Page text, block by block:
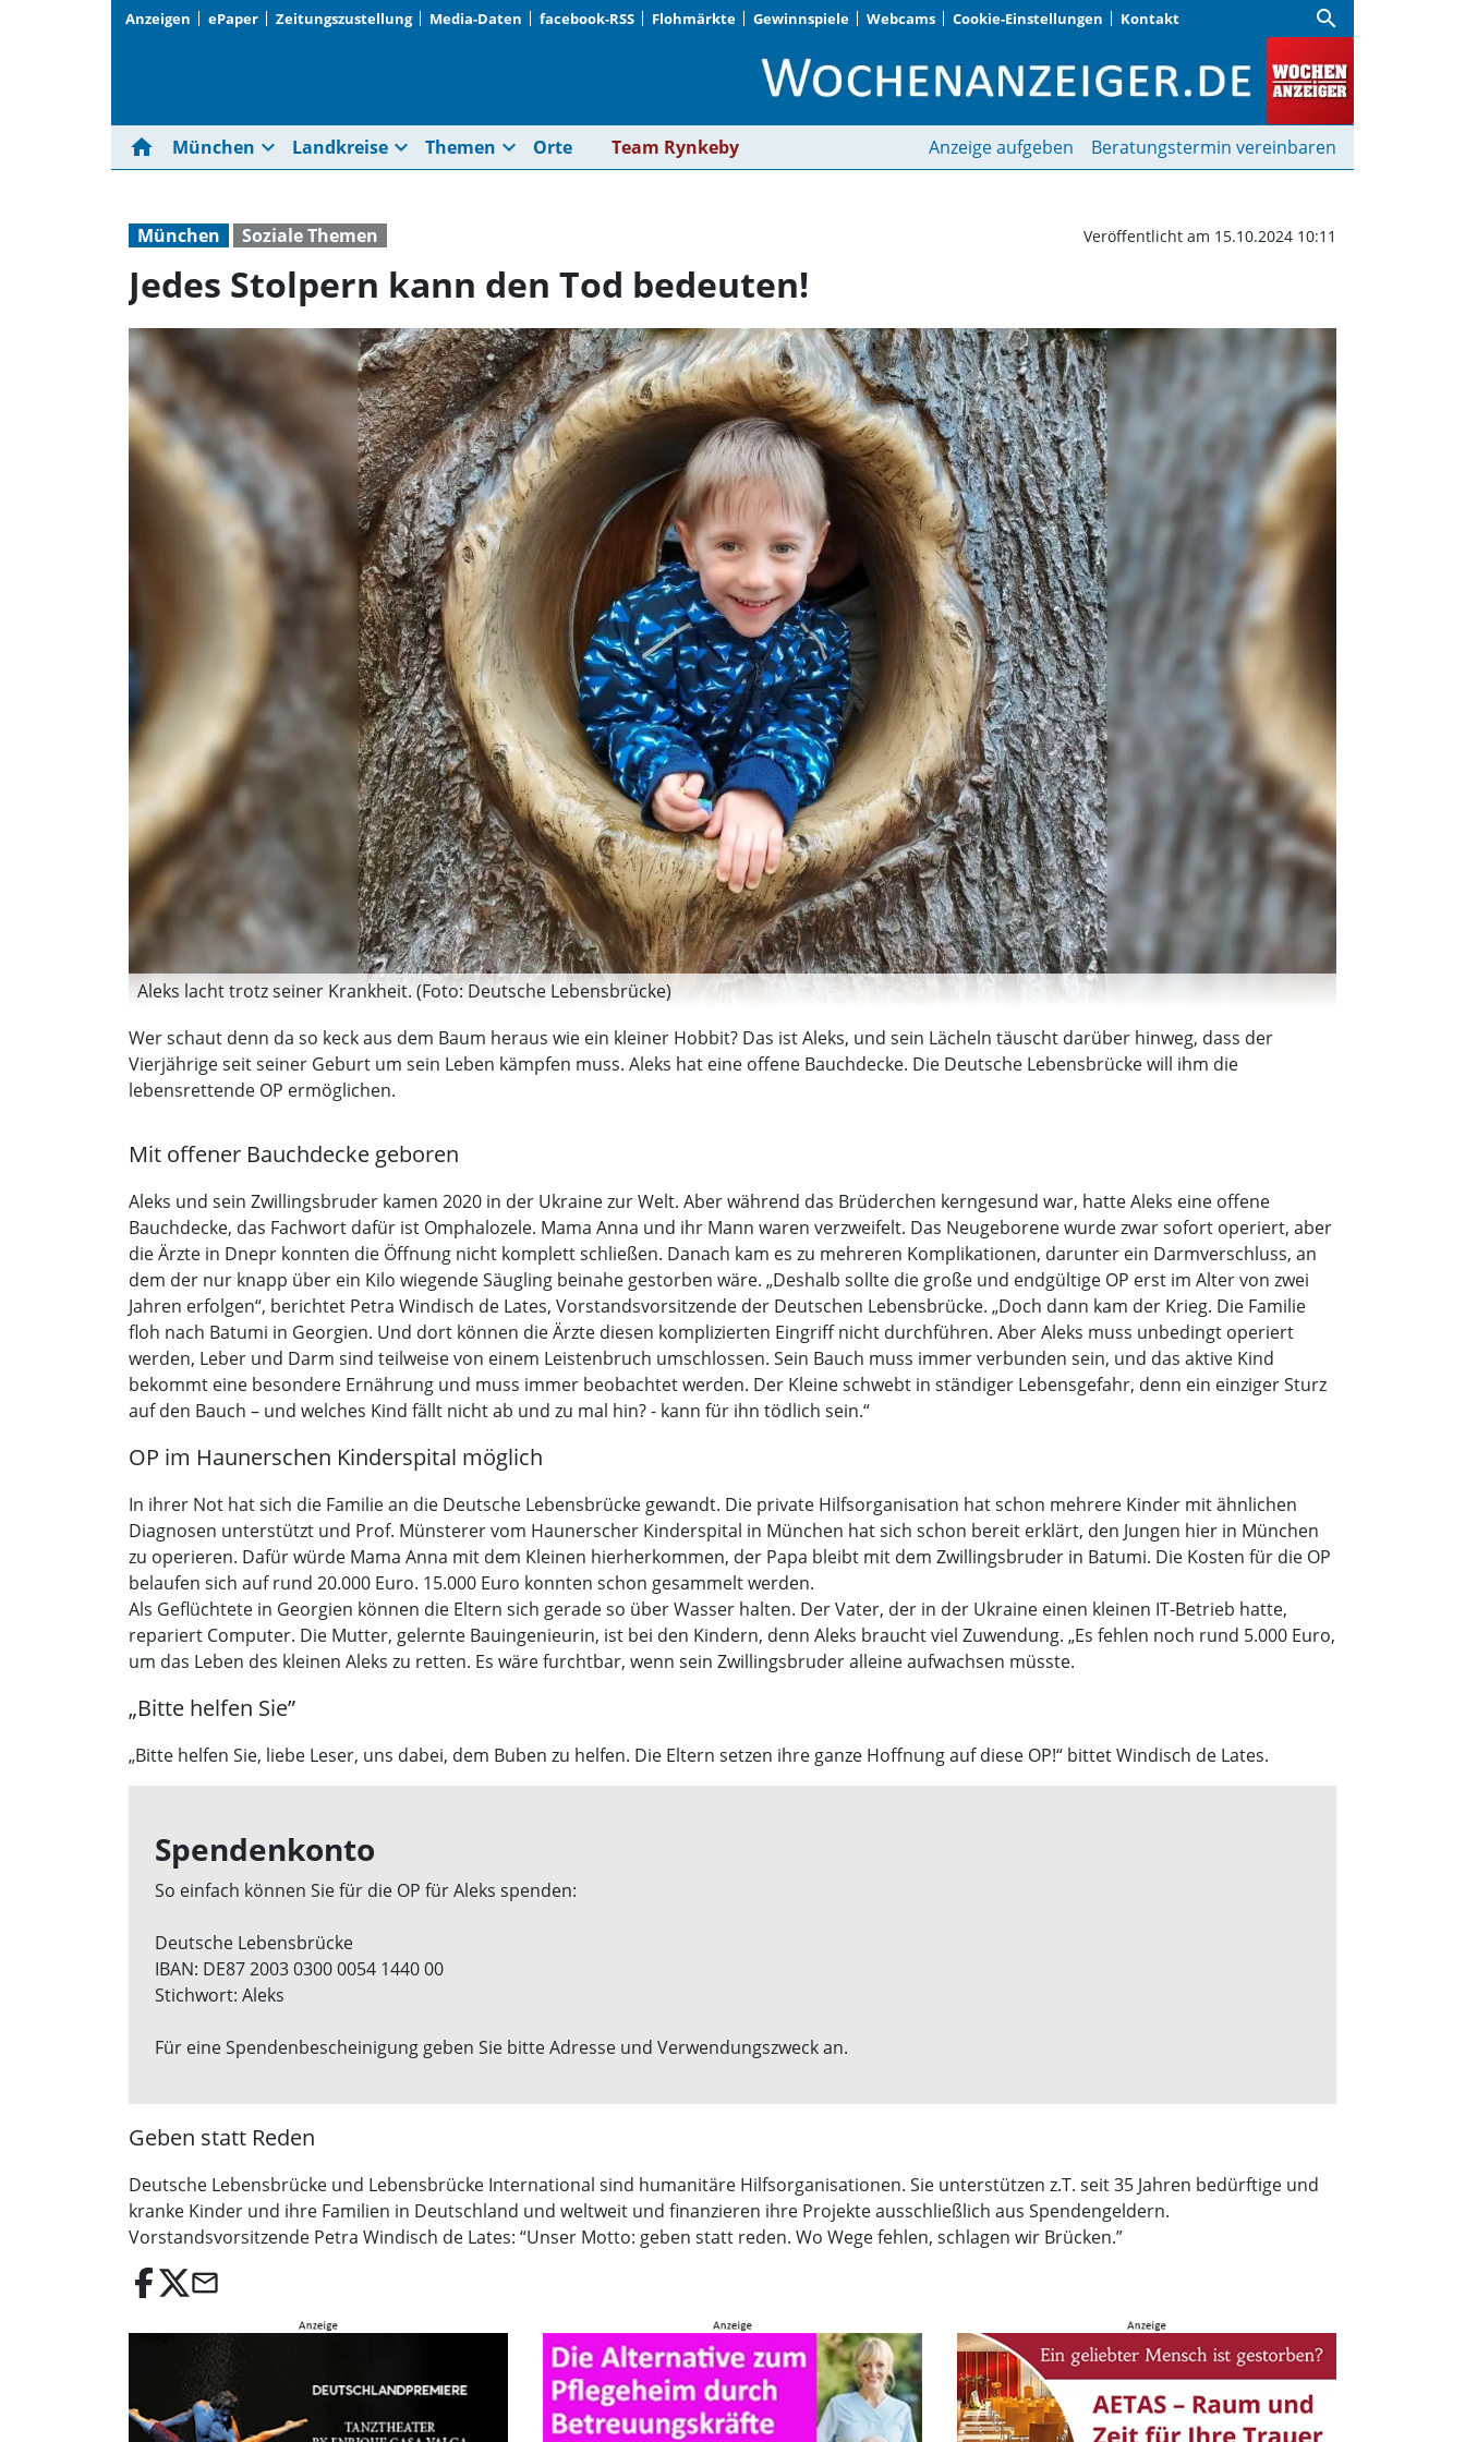
Anzeigen ePaper Zeitungszustellung Media-Daten facebook-RSS Flohmärkte Gewinnspiele Webcams Cookie-Einstellungen Kontakt search
Jedes Stolpern kann den Tod bedeuten! |
home München expand_more Landkreise expand_more Themen expand_more Orte Team Rynkeby Anzeige aufgeben Beratungstermin vereinbaren
München Soziale Themen Veröffentlicht am 15.10.2024 10:11
Jedes Stolpern kann den Tod bedeuten!
Aleks lacht trotz seiner Krankheit. (Foto: Deutsche Lebensbrücke)
Wer schaut denn da so keck aus dem Baum heraus wie ein kleiner Hobbit? Das ist Aleks, und sein Lächeln täuscht darüber hinweg, dass der
Vierjährige seit seiner Geburt um sein Leben kämpfen muss. Aleks hat eine offene Bauchdecke. Die Deutsche Lebensbrücke will ihm die
lebensrettende OP ermöglichen.
Mit offener Bauchdecke geboren
Aleks und sein Zwillingsbruder kamen 2020 in der Ukraine zur Welt. Aber während das Brüderchen kerngesund war, hatte Aleks eine offene
Bauchdecke, das Fachwort dafür ist Omphalozele. Mama Anna und ihr Mann waren verzweifelt. Das Neugeborene wurde zwar sofort operiert, aber
die Ärzte in Dnepr konnten die Öffnung nicht komplett schließen. Danach kam es zu mehreren Komplikationen, darunter ein Darmverschluss, an
dem der nur knapp über ein Kilo wiegende Säugling beinahe gestorben wäre. „Deshalb sollte die große und endgültige OP erst im Alter von zwei
Jahren erfolgen“, berichtet Petra Windisch de Lates, Vorstandsvorsitzende der Deutschen Lebensbrücke. „Doch dann kam der Krieg. Die Familie
floh nach Batumi in Georgien. Und dort können die Ärzte diesen komplizierten Eingriff nicht durchführen. Aber Aleks muss unbedingt operiert
werden, Leber und Darm sind teilweise von einem Leistenbruch umschlossen. Sein Bauch muss immer verbunden sein, und das aktive Kind
bekommt eine besondere Ernährung und muss immer beobachtet werden. Der Kleine schwebt in ständiger Lebensgefahr, denn ein einziger Sturz
auf den Bauch – und welches Kind fällt nicht ab und zu mal hin? - kann für ihn tödlich sein.“
OP im Haunerschen Kinderspital möglich
In ihrer Not hat sich die Familie an die Deutsche Lebensbrücke gewandt. Die private Hilfsorganisation hat schon mehrere Kinder mit ähnlichen
Diagnosen unterstützt und Prof. Münsterer vom Haunerscher Kinderspital in München hat sich schon bereit erklärt, den Jungen hier in München
zu operieren. Dafür würde Mama Anna mit dem Kleinen hierherkommen, der Papa bleibt mit dem Zwillingsbruder in Batumi. Die Kosten für die OP
belaufen sich auf rund 20.000 Euro. 15.000 Euro konnten schon gesammelt werden.
Als Geflüchtete in Georgien können die Eltern sich gerade so über Wasser halten. Der Vater, der in der Ukraine einen kleinen IT-Betrieb hatte,
repariert Computer. Die Mutter, gelernte Bauingenieurin, ist bei den Kindern, denn Aleks braucht viel Zuwendung. „Es fehlen noch rund 5.000 Euro,
um das Leben des kleinen Aleks zu retten. Es wäre furchtbar, wenn sein Zwillingsbruder alleine aufwachsen müsste.
„Bitte helfen Sie”
„Bitte helfen Sie, liebe Leser, uns dabei, dem Buben zu helfen. Die Eltern setzen ihre ganze Hoffnung auf diese OP!“ bittet Windisch de Lates.
Spendenkonto
So einfach können Sie für die OP für Aleks spenden:
Deutsche Lebensbrücke
IBAN: DE87 2003 0300 0054 1440 00
Stichwort: Aleks
Für eine Spendenbescheinigung geben Sie bitte Adresse und Verwendungszweck an.
Geben statt Reden
Deutsche Lebensbrücke und Lebensbrücke International sind humanitäre Hilfsorganisationen. Sie unterstützen z.T. seit 35 Jahren bedürftige und
kranke Kinder und ihre Familien in Deutschland und weltweit und finanzieren ihre Projekte ausschließlich aus Spendengeldern.
Vorstandsvorsitzende Petra Windisch de Lates: “Unser Motto: geben statt reden. Wo Wege fehlen, schlagen wir Brücken.”
email